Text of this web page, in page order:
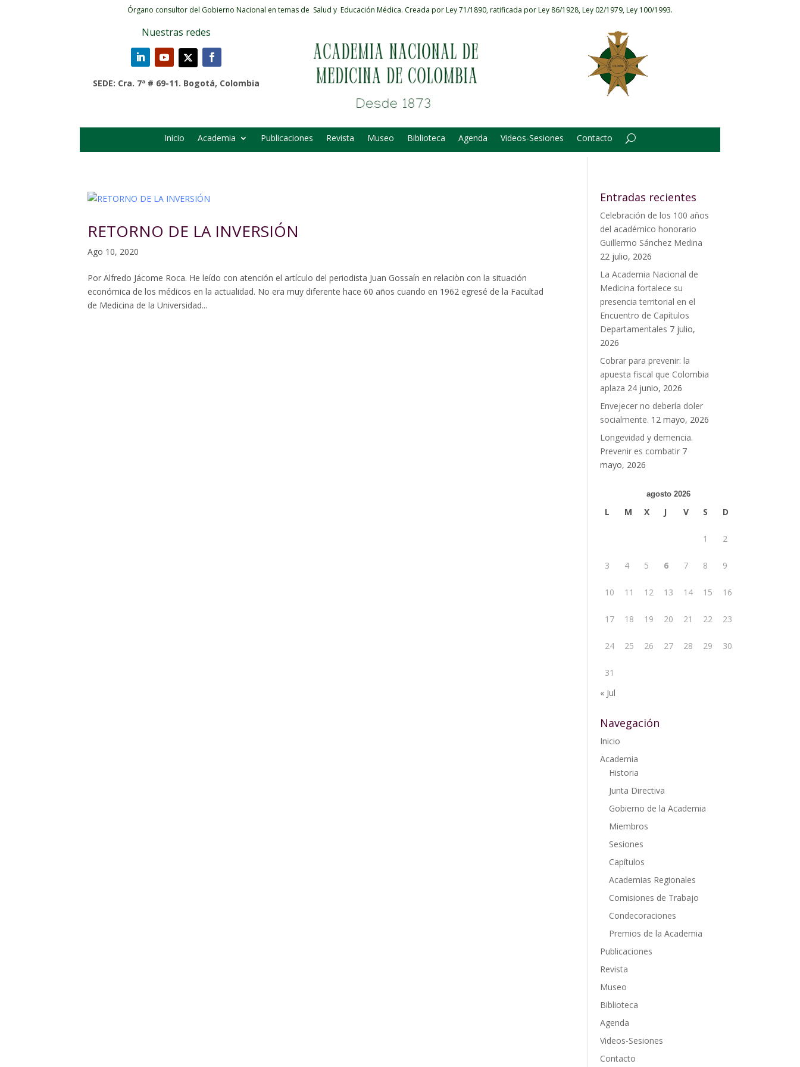
Órgano consultor del Gobierno Nacional en temas de Salud y Educación Médica. Creada por Ley 71/1890, ratificada por Ley 86/1928, Ley 02/1979, Ley 100/1993.
Nuestras redes
SEDE: Cra. 7ª # 69-11. Bogotá, Colombia
Inicio Academia Publicaciones Revista Museo Biblioteca Agenda Videos-Sesiones Contacto
RETORNO DE LA INVERSIÓN
Ago 10, 2020
Por Alfredo Jácome Roca. He leído con atención el artículo del periodista Juan Gossaín en relaciòn con la situación
económica de los médicos en la actualidad. No era muy diferente hace 60 años cuando en 1962 egresé de la Facultad
de Medicina de la Universidad...
Entradas recientes
Celebración de los 100 años
del académico honorario
Guillermo Sánchez Medina
22 julio, 2026
La Academia Nacional de
Medicina fortalece su
presencia territorial en el
Encuentro de Capítulos
Departamentales 7 julio,
2026
Cobrar para prevenir: la
apuesta fiscal que Colombia
aplaza 24 junio, 2026
Envejecer no debería doler
socialmente. 12 mayo, 2026
Longevidad y demencia.
Prevenir es combatir 7
mayo, 2026
agosto 2026
L M X J V S D
1 2
3 4 5 6 7 8 9
10 11 12 13 14 15 16
17 18 19 20 21 22 23
24 25 26 27 28 29 30
31
« Jul
Navegación
Inicio
Academia
Historia
Junta Directiva
Gobierno de la Academia
Miembros
Sesiones
Capítulos
Academias Regionales
Comisiones de Trabajo
Condecoraciones
Premios de la Academia
Publicaciones
Revista
Museo
Biblioteca
Agenda
Videos-Sesiones
Contacto